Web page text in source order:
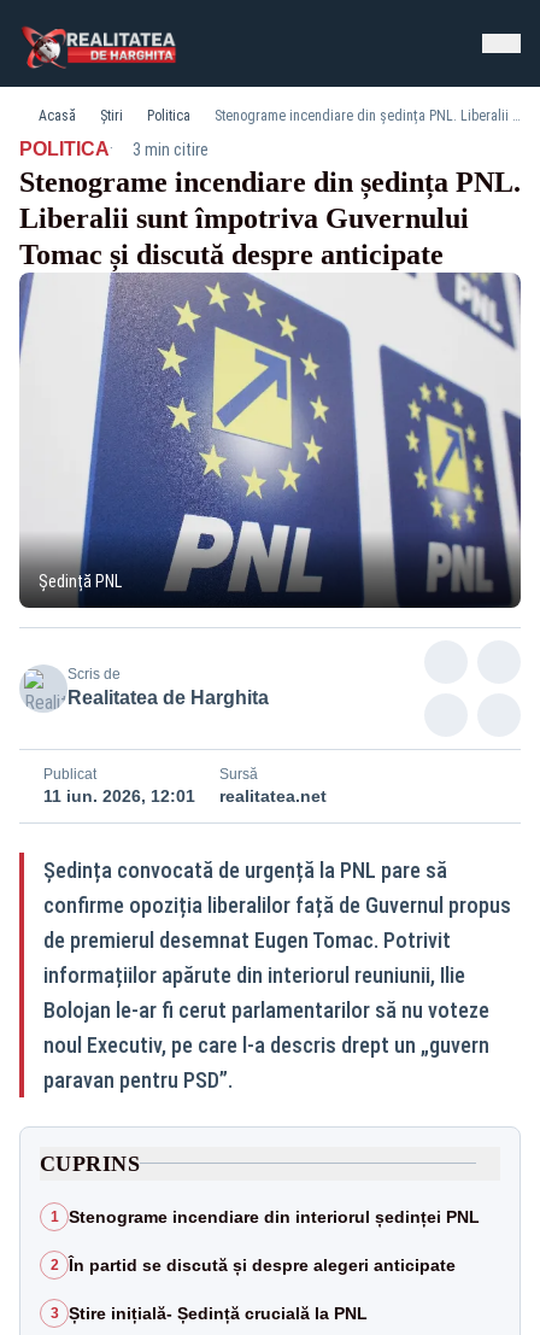
Acasă Știri Politica Stenograme incendiare din ședința PNL. Liberalii sunt împotriva Guvernului Tomac și discută despre anticipate
POLITICA· 3 min citire
Stenograme incendiare din ședința PNL.
Liberalii sunt împotriva Guvernului
Tomac și discută despre anticipate
Ședință PNL
Scris de
Realitatea de Harghita
Publicat
11 iun. 2026, 12:01
Sursă
realitatea.net
Ședința convocată de urgență la PNL pare să
confirme opoziția liberalilor față de Guvernul propus
de premierul desemnat Eugen Tomac. Potrivit
informațiilor apărute din interiorul reuniunii, Ilie
Bolojan le-ar fi cerut parlamentarilor să nu voteze
noul Executiv, pe care l-a descris drept un „guvern
paravan pentru PSD”.
CUPRINS
1 Stenograme incendiare din interiorul ședinței PNL
2 În partid se discută și despre alegeri anticipate
3 Știre inițială- Ședință crucială la PNL